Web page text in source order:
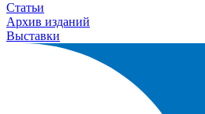
Статьи
Архив изданий
Выставки